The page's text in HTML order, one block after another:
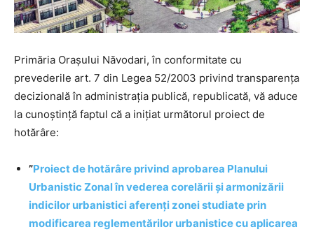
Primăria Orașului Năvodari, în conformitate cu
prevederile art. 7 din Legea 52/2003 privind transparența
decizională în administrația publică, republicată, vă aduce
la cunoștință faptul că a inițiat următorul proiect de
hotărâre:
”Proiect de hotărâre privind aprobarea Planului
Urbanistic Zonal în vederea corelării și armonizării
indicilor urbanistici aferenți zonei studiate prin
modificarea reglementărilor urbanistice cu aplicarea